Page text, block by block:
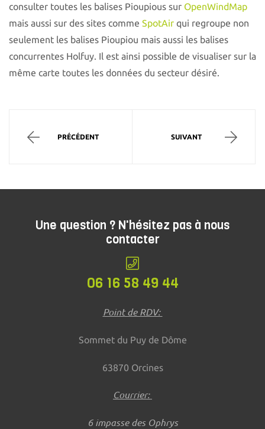
consulter toutes les balises Pioupious sur OpenWindMap
mais aussi sur des sites comme SpotAir qui regroupe non
seulement les balises Pioupiou mais aussi les balises
concurrentes Holfuy. Il est ainsi possible de visualiser sur la
même carte toutes les données du secteur désiré.
PRÉCÉDENT SUIVANT
Une question ? N'hésitez pas à nous
contacter
06 16 58 49 44
Point de RDV:
Sommet du Puy de Dôme
63870 Orcines
Courrier:
6 impasse des Ophrys